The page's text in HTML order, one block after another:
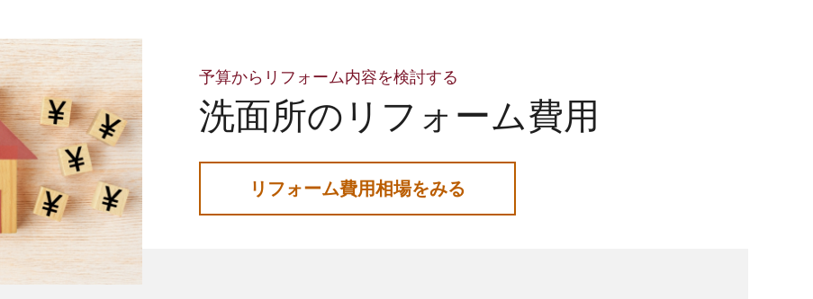
予算からリフォーム内容を検討する
洗面所のリフォーム費用
リフォーム費用相場をみる